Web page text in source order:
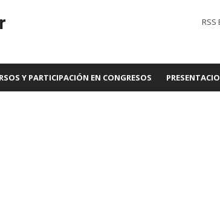
RSS
Y PARTICIPACIÓN EN CONGRESOS